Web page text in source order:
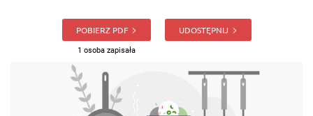
POBIERZ PDF
1 osoba zapisała
UDOSTĘPNIJ